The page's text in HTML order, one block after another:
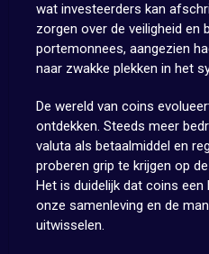
wat investeerders kan
zorgen over de veiligheid en
portemonnees, aangezien
naar zwakke plekken in het
De wereld van coins
ontdekken. Steeds meer
valuta als betaalmiddel en
proberen grip te krijgen op
Het is duidelijk dat coins
onze samenleving en de
uitwisselen.